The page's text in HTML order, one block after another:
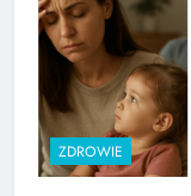
ZDROWIE